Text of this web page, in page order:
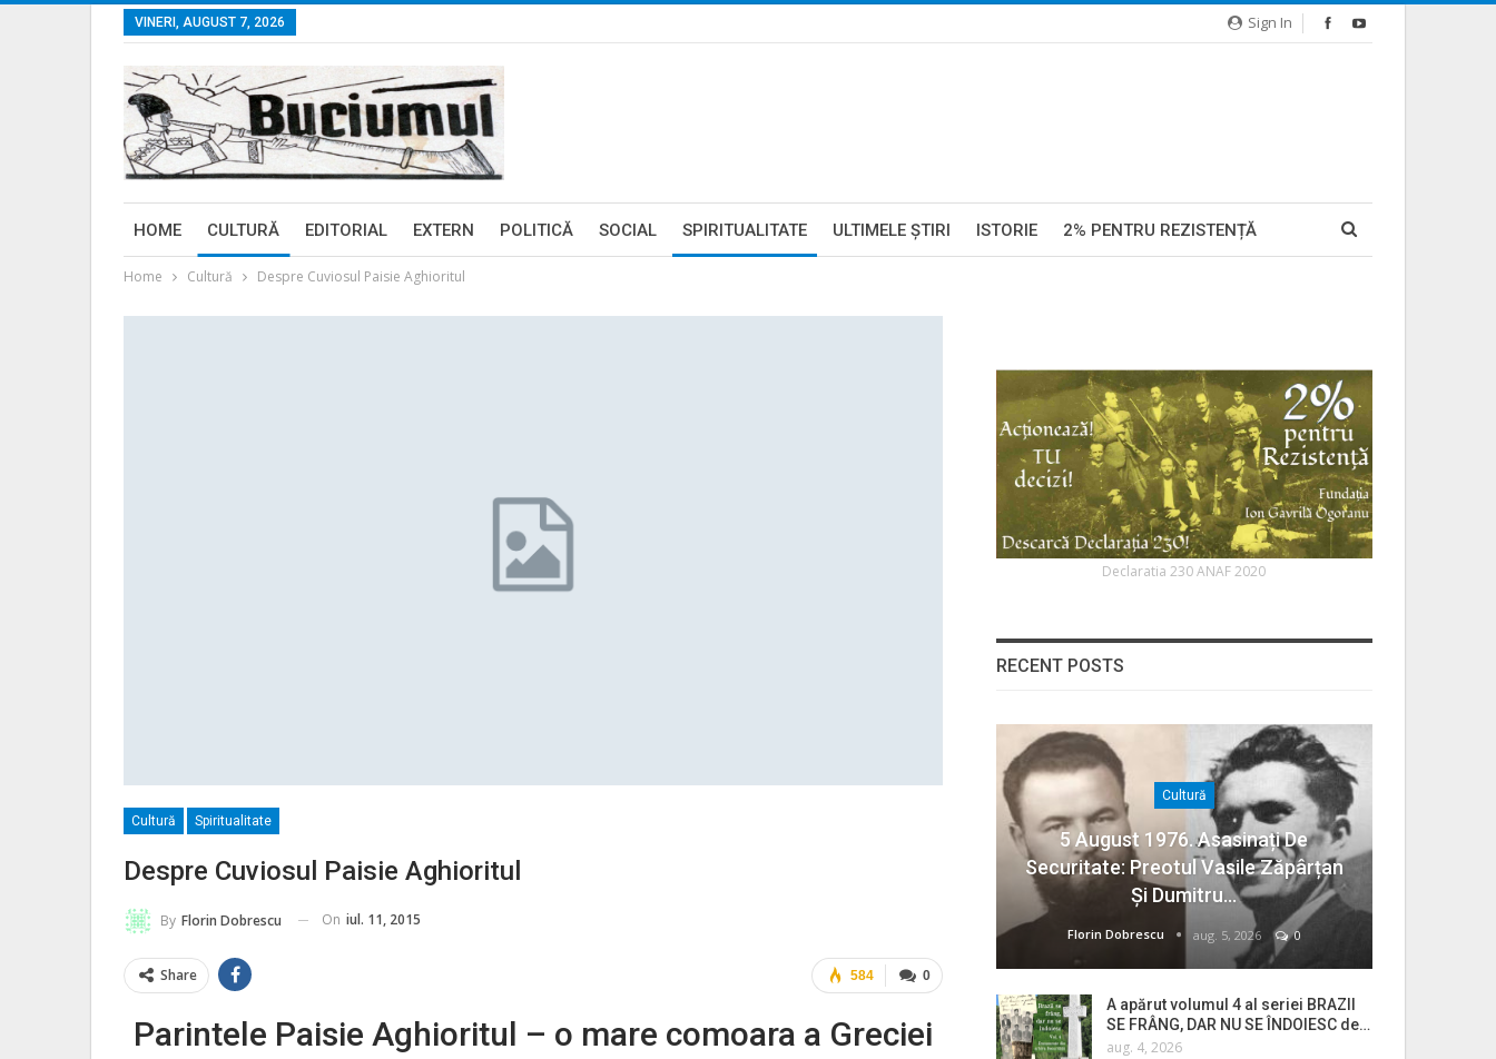
Sign In
VINERI, AUGUST 7, 2026
HOME CULTURĂ EDITORIAL EXTERN POLITICĂ SOCIAL SPIRITUALITATE ULTIMELE ŞTIRI ISTORIE 2% PENTRU REZISTENȚĂ
Home Cultură Despre Cuviosul Paisie Aghioritul
Cultură Spiritualitate
Despre Cuviosul Paisie Aghioritul
By Florin Dobrescu On iul. 11, 2015
0
584
Share
Parintele Paisie Aghioritul – o mare comoara a Greciei
Declaratia 230 ANAF 2020
RECENT POSTS
Cultură
5 August 1976. Asasinați De
Securitate: Preotul Vasile Zăpârțan
Și Dumitru…
Florin Dobrescu aug. 5, 2026 0
A apărut volumul 4 al seriei BRAZII
SE FRÂNG, DAR NU SE ÎNDOIESC de…
aug. 4, 2026